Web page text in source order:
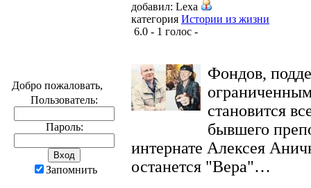
Добро пожаловать,
Пользователь:
Пароль:
Запомнить
добавил: Lexa
категория Истории из жизни
6.0 - 1 голос -
Фондов,
становится
бывшего
интернате Алексея
останется "Вера"…